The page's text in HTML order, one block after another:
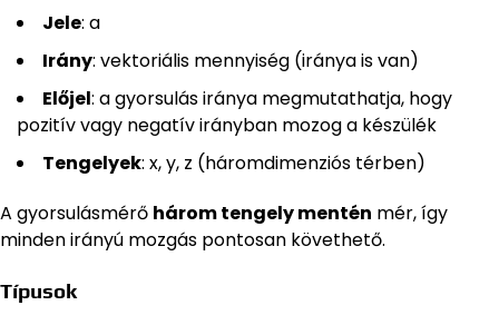
Jele: a
Irány: vektoriális mennyiség (iránya is van)
Előjel: a gyorsulás iránya megmutathatja, hogy
pozitív vagy negatív irányban mozog a készülék
Tengelyek: x, y, z (háromdimenziós térben)
A gyorsulásmérő három tengely mentén mér, így
minden irányú mozgás pontosan követhető.
Típusok